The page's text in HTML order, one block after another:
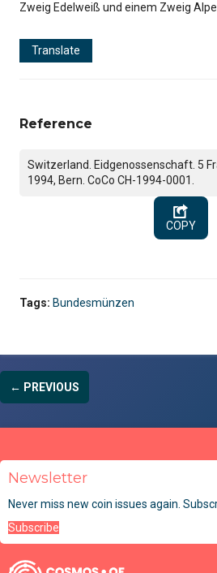
Zweig Edelweiß und einem Zweig
Translate
Reference
Switzerland. Eidgenossenschaft. 5
1994, Bern. CoCo CH-1994-0001.
COPY
Tags: Bundesmünzen
← PREVIOUS
Newsletter
Never miss new coin issues again.
Subscribe